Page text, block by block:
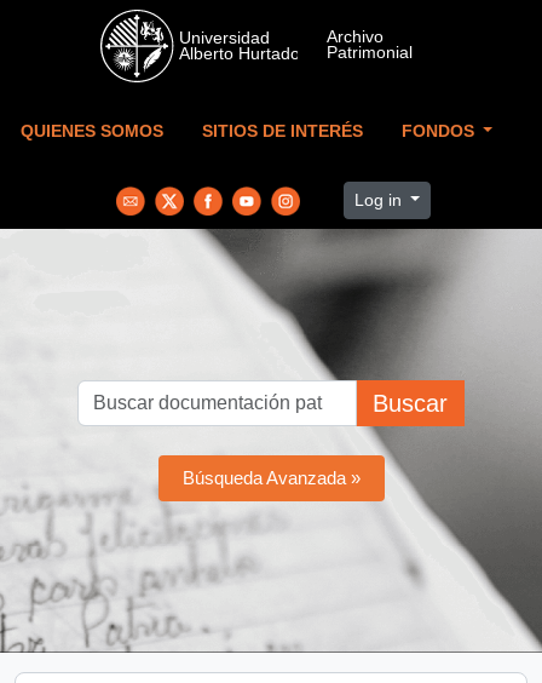
Skip to main content
QUIENES SOMOS SITIOS DE INTERÉS FONDOS
Log in
Buscar
Búsqueda Avanzada »